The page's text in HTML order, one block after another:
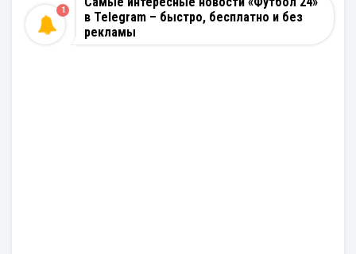
в Telegram – быстро, бесплатно и без
рекламы
1